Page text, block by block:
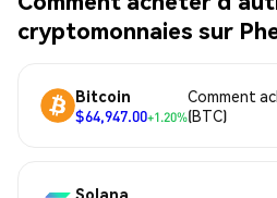
cryptomonnaies sur
Bitcoin
$64,947.00+1.20%
Comment
(BTC)
Solana